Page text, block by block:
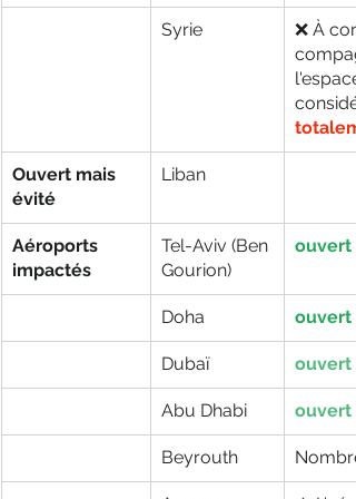
Syrie
❌ À
Ouvert mais
évité
Liban
Aéroports
impactés
Tel-Aviv (Ben
Gourion)
ouvert
Doha ouvert
Dubaï ouvert
Abu Dhabi ouvert
Beyrouth